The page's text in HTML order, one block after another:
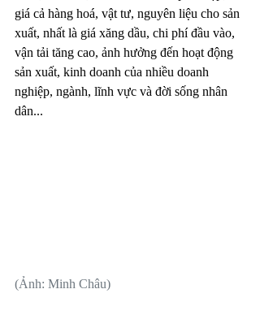
giá cả hàng hoá, vật tư, nguyên liệu cho sản
xuất, nhất là giá xăng dầu, chi phí đầu vào,
vận tải tăng cao, ảnh hưởng đến hoạt động
sản xuất, kinh doanh của nhiều doanh
nghiệp, ngành, lĩnh vực và đời sống nhân
dân...
(Ảnh: Minh Châu)